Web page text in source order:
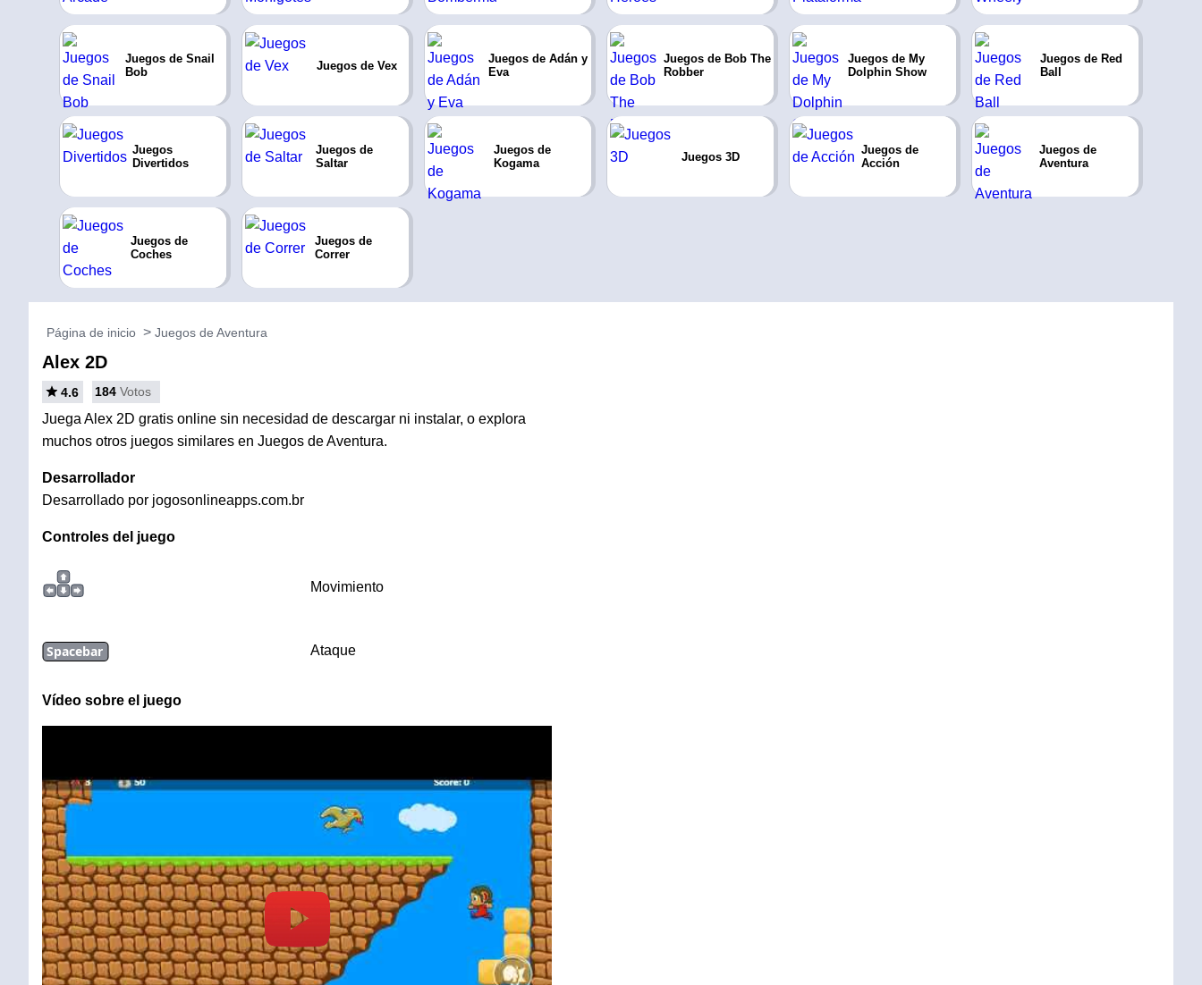
Juegos de Snail
Bob
Juegos de Vex
Juegos de Adán y
Eva
Juegos de Bob The
Robber
Juegos de My
Dolphin Show
Juegos de Red
Ball
Juegos
Divertidos
Juegos de
Saltar
Juegos de
Kogama
Juegos 3D
Juegos de
Acción
Juegos de
Aventura
Juegos de
Coches
Juegos de
Correr
Página de inicio Juegos de Aventura
Alex 2D
4.6 184 Votos
Juega Alex 2D gratis online sin necesidad de descargar ni instalar, o explora
muchos otros juegos similares en Juegos de Aventura.
Desarrollador
Desarrollado por jogosonlineapps.com.br
Controles del juego
Movimiento
Spacebar Ataque
Vídeo sobre el juego